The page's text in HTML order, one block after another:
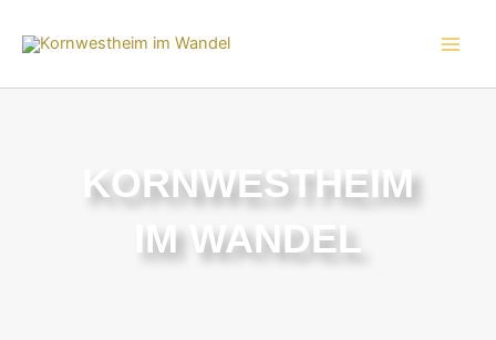
Inhalt
KORNWESTHEIM
IM WANDEL